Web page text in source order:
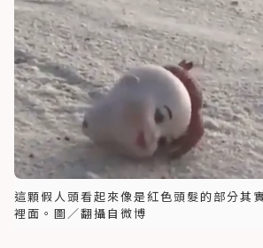
這顆假人頭看起來像是紅色頭髮的部分其
裡面。圖／翻攝自微博